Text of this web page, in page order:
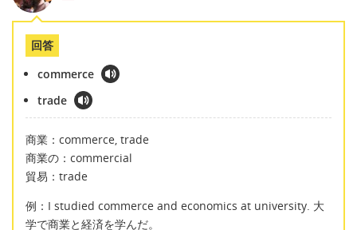
回答
commerce
trade
商業：commerce, trade
商業の：commercial
貿易：trade
例：I studied commerce and economics at university. 大
学で商業と経済を学んだ。